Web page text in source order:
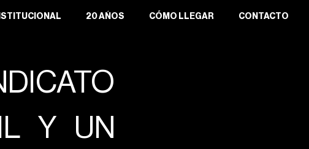
20 AÑOS CÓMO LLEGAR CONTACTO
Y UN